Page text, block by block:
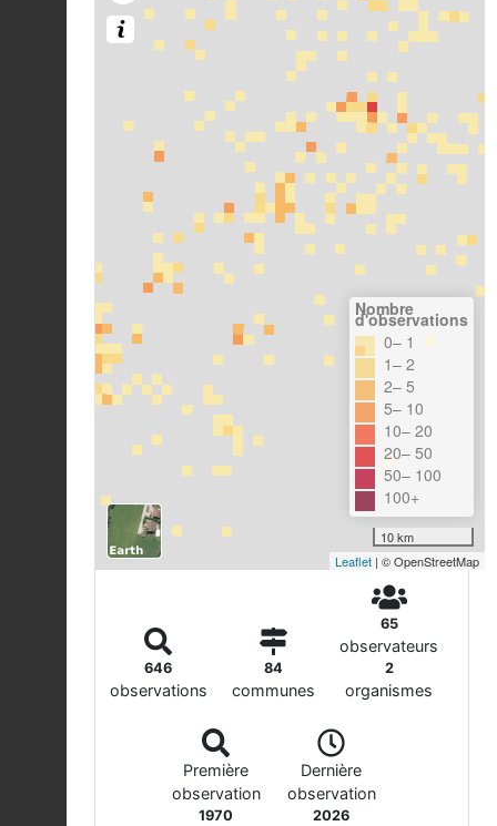
Nombre
d'observations
0– 1
1– 2
2– 5
5– 10
10– 20
20– 50
50– 100
100+
10 km
Leaflet | © OpenStreetMap
646
observations
84
communes
65
observateurs
2
organismes
Première
observation
1970
Dernière
observation
2026